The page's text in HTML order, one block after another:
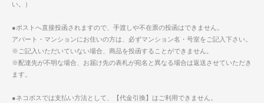
い。）
●ポストへ直接投函されますので、手渡しや不在票の投函はできません。
アパート・マンションにお住いの方は、必ずマンション名・号室をご記入下さい。
※ご記入いただいていない場合、商品を投函することができません。
※配達先が不明な場合、お届け先の表札が宛名と異なる場合は返送させていただき
ます。
●ネコポスでは支払い方法として、【代金引換】はご利用できません。